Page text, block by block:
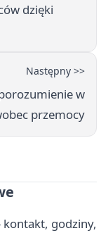
dzięki
Następny >>
w
przemocy
kontakt, godziny,